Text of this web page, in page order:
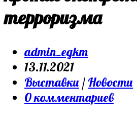
терроризма
Post
author:
admin_egkm
Запись
опубликована:
13.11.2021
Post
category:
Выставки / Новости
Post
0 комментариев